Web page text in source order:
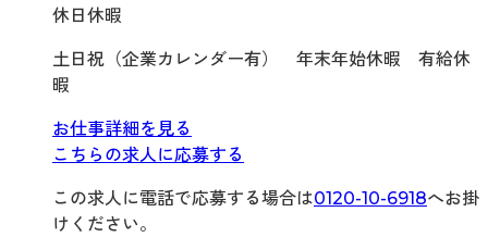
休日休暇
土日祝（企業カレンダー有） 年末年始休暇 有給休
暇
お仕事詳細を見る
こちらの求人に応募する
この求人に電話で応募する場合は0120-10-6918へお掛
けください。